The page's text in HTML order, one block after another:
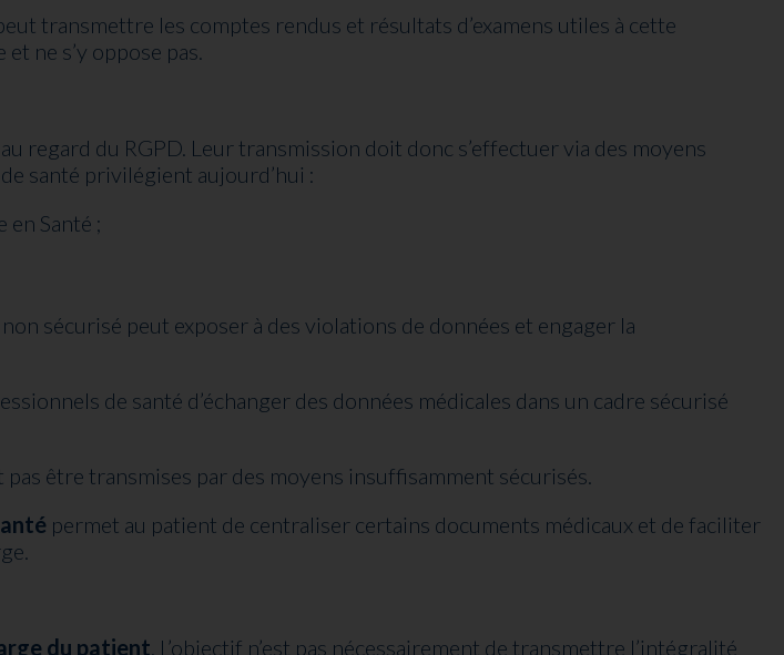
transmettre les comptes rendus et résultats d’examens utiles à cette
ne s’y oppose pas.
regard du RGPD. Leur transmission doit donc s’effectuer via des moyens
santé privilégient aujourd’hui :
en Santé ;
sécurisé peut exposer à des violations de données et engager la
de santé d’échanger des données médicales dans un cadre sécurisé
être transmises par des moyens insuffisamment sécurisés.
permet au patient de centraliser certains documents médicaux et de faciliter
du patient . L’objectif n’est pas nécessairement de transmettre l’intégralité